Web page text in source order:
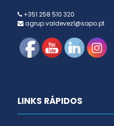
+351 258 510 320
agrup.valdevez1@sapo.pt
LINKS RÁPIDOS